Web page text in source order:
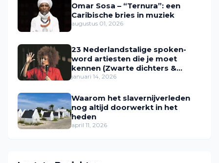
Omar Sosa – “Ternura”: een
Caribische bries in muziek
augustus 01, 2026
23 Nederlandstalige spoken-
word artiesten die je moet
kennen (Zwarte dichters &
performers in Nederland)
januari 14, 2026
Waarom het slavernijverleden
nog altijd doorwerkt in het
heden
april 11, 2026